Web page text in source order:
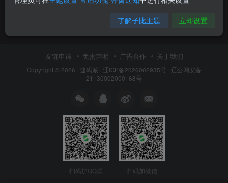
友链申请 免责声明 广告合作 关于我们
Copyright © 2026 · 速码派 · 辽ICP备2026002935号 · 辽公网安备
21130002000168号
扫码加QQ群 扫码加微信
了解子比主题 立即设置